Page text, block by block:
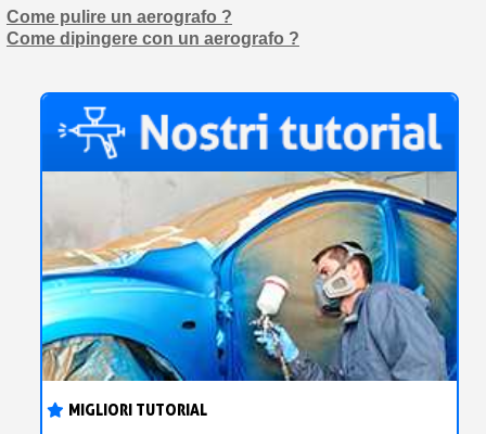
MIGLIORI TUTORIAL
Come pulire un aerografo ?
Come dipingere con un aerografo ?